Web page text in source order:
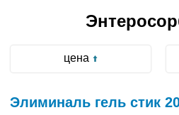
цена
Элиминаль гель стик